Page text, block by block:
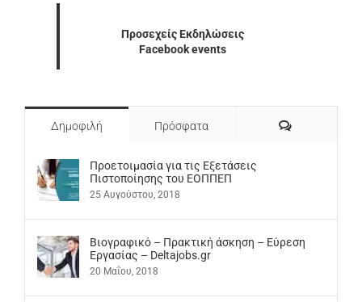
Προσεχείς Εκδηλώσεις
Facebook events
Δημοφιλή Πρόσφατα Σχόλια
Προετοιμασία για τις Εξετάσεις
Πιστοποίησης του ΕΟΠΠΕΠ
25 Αυγούστου, 2018
Βιογραφικό – Πρακτική άσκηση – Εύρεση
Εργασίας – Deltajobs.gr
20 Μαΐου, 2018